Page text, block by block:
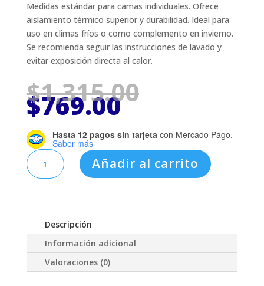
Medidas estándar para camas individuales. Ofrece
aislamiento térmico superior y durabilidad. Ideal para
uso en climas fríos o como complemento en invierno.
Se recomienda seguir las instrucciones de lavado y
evitar exposición directa al calor.
$1,315.00El
precio
era:
$1,315.00.
$769.00El
actual
es:
$769.00.
Hasta 12 pagos sin tarjetacon Mercado Pago.
Saber más
THERMOTEK
FIBER
MAX
FIBRATADO
CUB
cantidad
Añadir al carrito
Descripción
Información adicional
Valoraciones (0)